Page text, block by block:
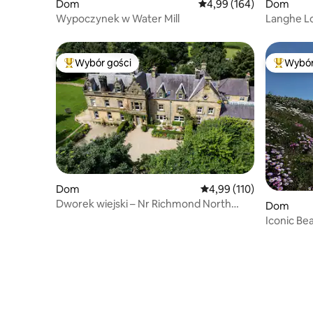
Dom Średnia ocena: 4,99 na
4,99 (164)
Wypoczynek w Water Mill
Dom
Langhe
Najpopularniejsze z kategorii Wybór gości
Wybór gości
Dom Średnia ocena: 4,99 na
4,99 (110)
Dworek wiejski – Nr Richmond North
Dom
Iconic